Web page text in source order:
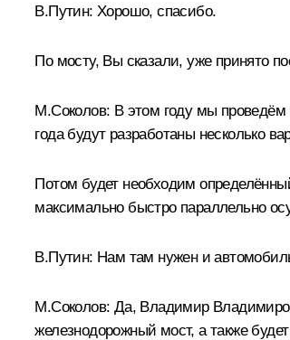
В.Путин: Хорошо, спасибо.
По мосту, Вы сказали, уже принято
М.Соколов: В этом году мы проведём
года будут разработаны несколько
Потом будет необходим
максимально быстро параллельно
В.Путин: Нам там нужен и
М.Соколов: Да, Владимир
железнодорожный мост, а также